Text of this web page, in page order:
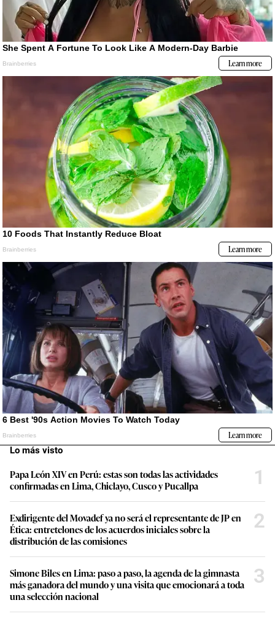
Lo más visto
Papa León XIV en Perú: estas son todas las actividades
confirmadas en Lima, Chiclayo, Cusco y Pucallpa
1
Exdirigente del Movadef ya no será el representante de JP en
Ética: entretelones de los acuerdos iniciales sobre la
distribución de las comisiones
2
Simone Biles en Lima: paso a paso, la agenda de la gimnasta
más ganadora del mundo y una visita que emocionará a toda
una selección nacional
3